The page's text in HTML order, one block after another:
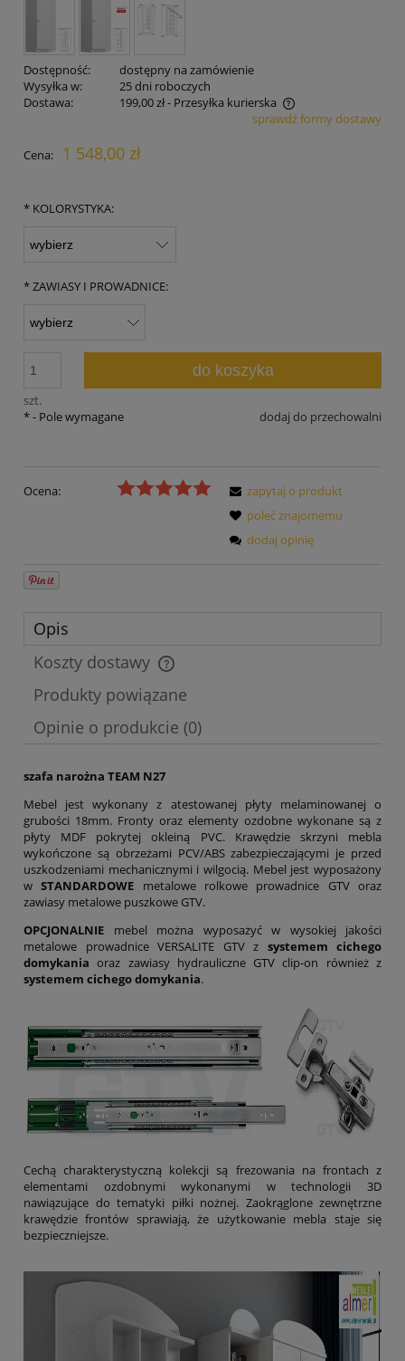
Dostępność:
dostępny na zamówienie
Wysyłka w:
25 dni roboczych
Dostawa:
199,00 zł- Przesyłka kurierska
Cena nie zawiera ewentualnych kosztów płatnościsprawdź formy dostawy
Cena: 1 548,00 zł
* KOLORYSTYKA:
*ZAWIASY I PROWADNICE:
szt.
do koszyka
dodaj do przechowalni
*- Pole wymagane
Ocena:
zapytaj o produkt
poleć znajomemu
dodaj opinię
Opis
Koszty dostawy
Cena nie zawiera ewentualnych kosztów płatności
Produkty powiązane
Opinie o produkcie (0)
szafa narożna TEAM N27
Mebel jest wykonany z atestowanej płyty melaminowanej o
grubości 18mm. Fronty oraz elementy ozdobne wykonane są z
płyty MDF pokrytej okleiną PVC. Krawędzie skrzyni mebla
wykończone są obrzeżami PCV/ABS zabezpieczającymi je przed
uszkodzeniami mechanicznymi i wilgocią. Mebel jest wyposażony
wSTANDARDOWE metalowe rolkowe prowadnice GTV oraz
zawiasy metalowe puszkowe GTV.
OPCJONALNIE mebel można wyposażyć w wysokiej jakości
metalowe prowadnice VERSALITE GTV z systemem cichego
domykania oraz zawiasy hydrauliczne GTV clip-on również z
systemem cichego domykania.
Cechą charakterystyczną kolekcji są frezowania na frontach z
elementami ozdobnymi wykonanymi w technologii 3D
nawiązujące do tematyki piłki nożnej. Zaokrąglone zewnętrzne
krawędzie frontów sprawiają, że użytkowanie mebla staje się
bezpieczniejsze.